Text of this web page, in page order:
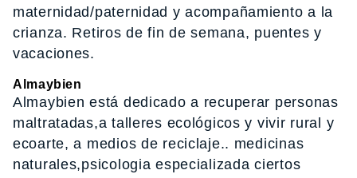
maternidad/paternidad y acompañamiento a la
crianza. Retiros de fin de semana, puentes y
vacaciones.
Almaybien
Almaybien está dedicado a recuperar personas
maltratadas,a talleres ecológicos y vivir rural y
ecoarte, a medios de reciclaje.. medicinas
naturales,psicologia especializada ciertos